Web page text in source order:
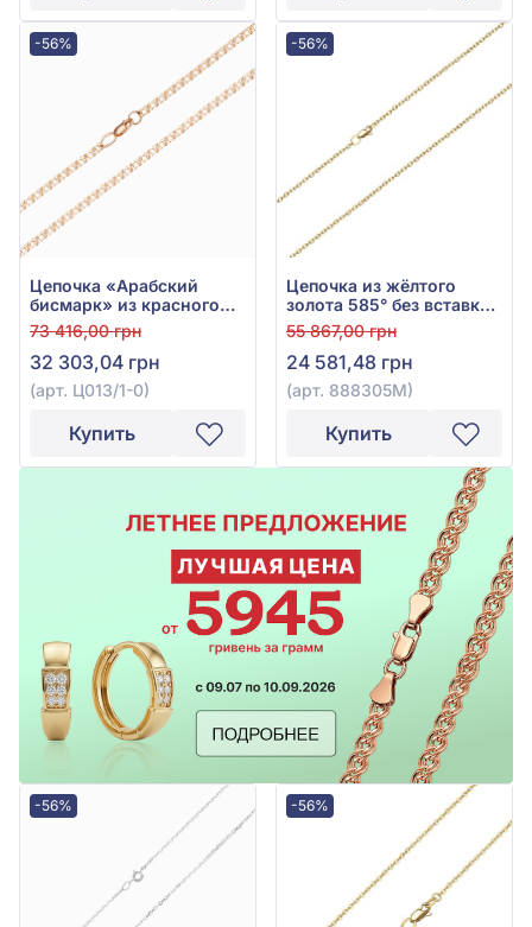
-56%
Цепочка «Арабский
бисмарк» из красного
золота 585° без вставки,
арт. Ц013/1-0
73 416,00 грн
32 303,04 грн
(арт. Ц013/1-0)
Купить
-56%
Цепочка из жёлтого
золота 585° без вставки,
арт. 888305М
55 867,00 грн
24 581,48 грн
(арт. 888305М)
Купить
-56% -56%